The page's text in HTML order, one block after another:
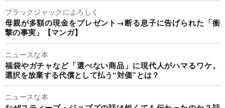
ブラックジャックによろしく
母親が多額の現金をプレゼント→断る息子に告げられた「衝
撃の事実」【マンガ】
ニュースな本
福袋やガチャなど「選べない商品」に現代人がハマるワケ。
選択を放棄する代償として払う“対価”とは？
ニュースな本